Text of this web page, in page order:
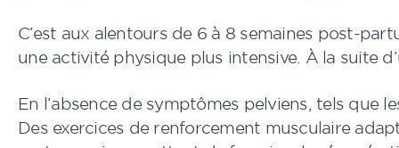
C’est aux alentours de 6 à 8 semaines post-
une activité physique plus intensive. À la suite
En l’absence de symptômes pelviens, tels que
Des exercices de renforcement musculaire